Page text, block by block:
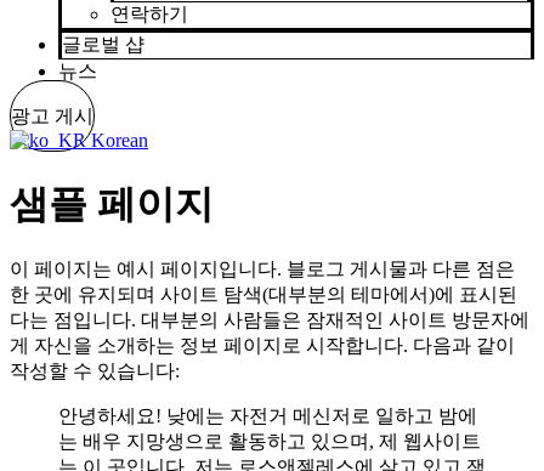
연락하기
글로벌 샵
뉴스
광고 게시
Korean
샘플 페이지
이 페이지는 예시 페이지입니다. 블로그 게시물과 다른 점은
한 곳에 유지되며 사이트 탐색(대부분의 테마에서)에 표시된
다는 점입니다. 대부분의 사람들은 잠재적인 사이트 방문자에
게 자신을 소개하는 정보 페이지로 시작합니다. 다음과 같이
작성할 수 있습니다:
안녕하세요! 낮에는 자전거 메신저로 일하고 밤에
는 배우 지망생으로 활동하고 있으며, 제 웹사이트